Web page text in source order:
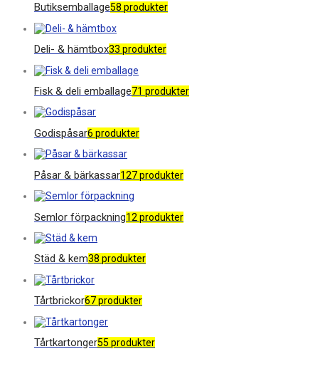
Butiksemballage58 produkter
Deli- & hämtbox33 produkter
Fisk & deli emballage71 produkter
Godispåsar6 produkter
Påsar & bärkassar127 produkter
Semlor förpackning12 produkter
Städ & kem38 produkter
Tårtbrickor67 produkter
Tårtkartonger55 produkter